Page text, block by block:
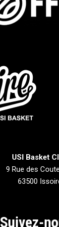
USI Basket
9 Rue des
63500
Suivez-